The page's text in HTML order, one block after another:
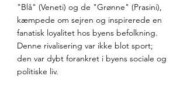
"Blå" (Veneti) og de "Grønne" (Prasini),
kæmpede om sejren og inspirerede en
fanatisk loyalitet hos byens befolkning.
Denne rivalisering var ikke blot sport;
den var dybt forankret i byens sociale og
politiske liv.